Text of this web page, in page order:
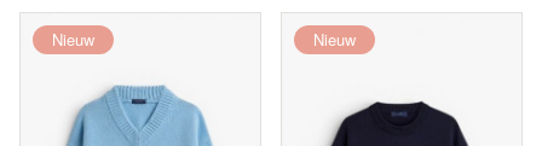
Nieuw Nieuw